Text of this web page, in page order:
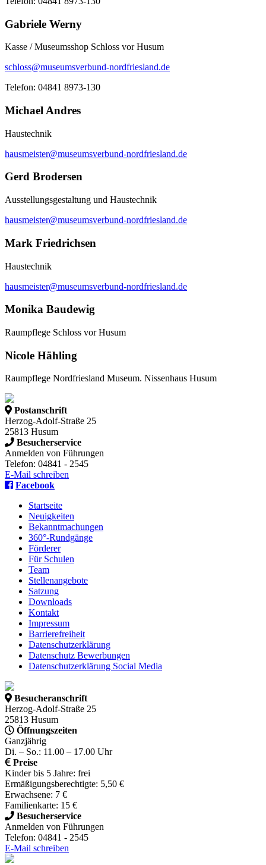
Gabriele Werny
Kasse / Museumsshop Schloss vor Husum
schloss@museumsverbund-nordfriesland.de
Telefon: 04841 8973-130
Michael Andres
Haustechnik
hausmeister@museumsverbund-nordfriesland.de
Gerd Brodersen
Ausstellungsgestaltung und Haustechnik
hausmeister@museumsverbund-nordfriesland.de
Mark Friedrichsen
Haustechnik
hausmeister@museumsverbund-nordfriesland.de
Monika Baudewig
Raumpflege Schloss vor Husum
Nicole Hähling
Raumpflege Nordfriesland Museum. Nissenhaus Husum
Postanschrift
Herzog-Adolf-Straße 25
25813 Husum
Besucherservice
Anmelden von Führungen
Telefon: 04841 - 2545
E-Mail schreiben
Facebook
Startseite
Neuigkeiten
Bekanntmachungen
360°-Rundgänge
Förderer
Für Schulen
Team
Stellenangebote
Satzung
Downloads
Kontakt
Impressum
Barrierefreiheit
Datenschutzerklärung
Datenschutz Bewerbungen
Datenschutzerklärung Social Media
Besucheranschrift
Herzog-Adolf-Straße 25
25813 Husum
Öffnungszeiten
Ganzjährig
Di. – So.: 11.00 – 17.00 Uhr
Preise
Kinder bis 5 Jahre: frei
Ermäßigungsberechtigte: 5,50 €
Erwachsene: 7 €
Familienkarte: 15 €
Besucherservice
Anmelden von Führungen
Telefon: 04841 - 2545
E-Mail schreiben